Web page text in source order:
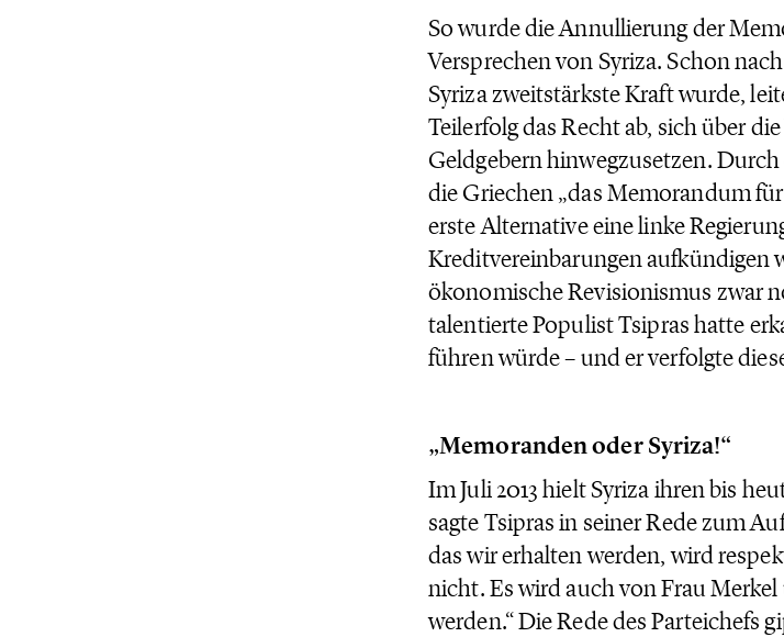
So wurde die Annullierung der
Versprechen von Syriza. Schon
Syriza zweitstärkste Kraft wurde,
Teilerfolg das Recht ab, sich über
Geldgebern hinwegzusetzen.
die Griechen „das Memorandum
erste Alternative eine linke
Kreditvereinbarungen aufkündigen
ökonomische Revisionismus zwar
talentierte Populist Tsipras hatte
führen würde – und er verfolgte
„Memoranden oder Syriza!“
Im Juli 2013 hielt Syriza ihren bis
sagte Tsipras in seiner Rede zum
das wir erhalten werden, wird
nicht. Es wird auch von Frau
werden.“ Die Rede des Parteichefs